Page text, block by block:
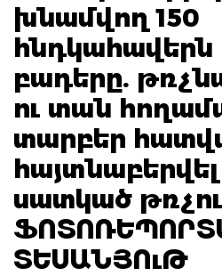
խնամվող 150
հնդկահավերն
բադերը.
ու տան
տարբեր
սատկած
ՏԵՍԱՆՅՈւԹ